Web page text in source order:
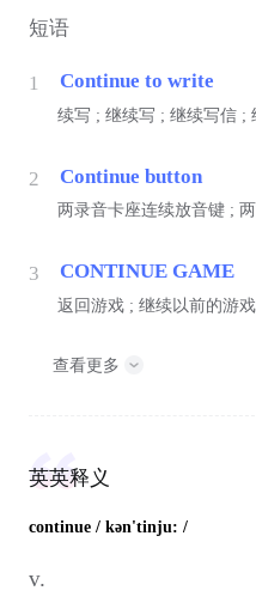
短语
1 Continue to write
续写 ; 继续写 ; 继续写信 ;
2 Continue button
两录音卡座连续放音键 ;
3 CONTINUE GAME
返回游戏 ; 继续以前的游
查看更多
英英释义
continue / kən'tinju: /
v.